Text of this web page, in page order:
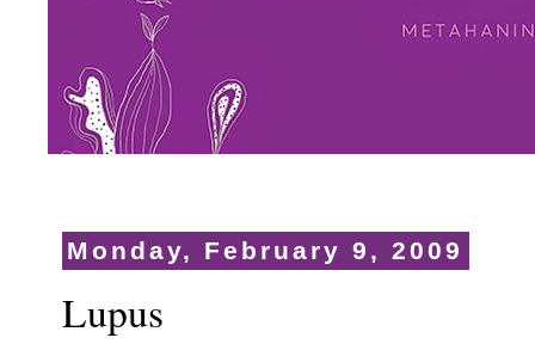
Monday, February 9, 2009
Lupus